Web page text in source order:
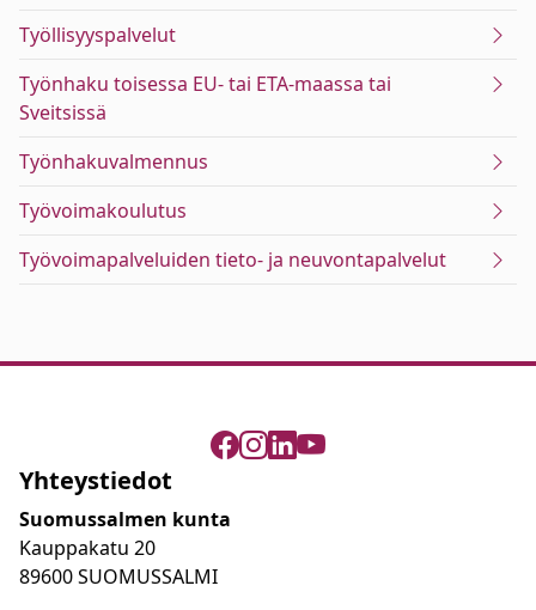
Työllisyyspalvelut
Työnhaku toisessa EU- tai ETA-maassa tai
Sveitsissä
Työnhakuvalmennus
Työvoimakoulutus
Työvoimapalveluiden tieto- ja neuvontapalvelut
Yhteystiedot
Suomussalmen kunta
Kauppakatu 20
89600 SUOMUSSALMI